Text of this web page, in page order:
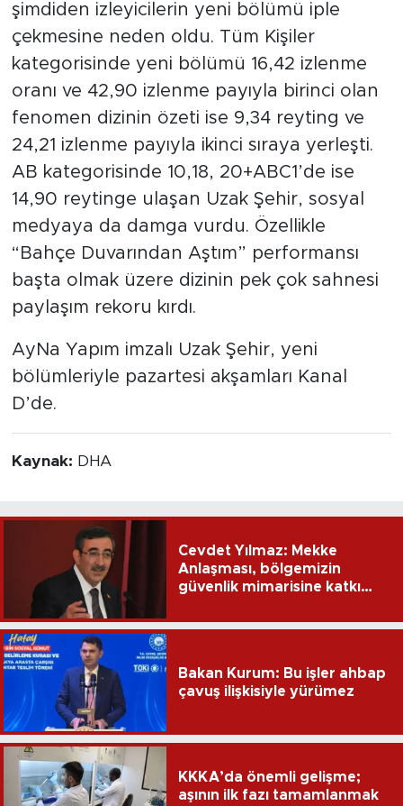
şimdiden izleyicilerin yeni bölümü iple
çekmesine neden oldu. Tüm Kişiler
kategorisinde yeni bölümü 16,42 izlenme
oranı ve 42,90 izlenme payıyla birinci olan
fenomen dizinin özeti ise 9,34 reyting ve
24,21 izlenme payıyla ikinci sıraya yerleşti.
AB kategorisinde 10,18, 20+ABC1’de ise
14,90 reytinge ulaşan Uzak Şehir, sosyal
medyaya da damga vurdu. Özellikle
“Bahçe Duvarından Aştım” performansı
başta olmak üzere dizinin pek çok sahnesi
paylaşım rekoru kırdı.
AyNa Yapım imzalı Uzak Şehir, yeni
bölümleriyle pazartesi akşamları Kanal
D’de.
Kaynak: DHA
Cevdet Yılmaz: Mekke
Anlaşması, bölgemizin
güvenlik mimarisine katkı
Bakan Kurum: Bu işler ahbap
çavuş ilişkisiyle yürümez
KKKA’da önemli gelişme;
aşının ilk fazı tamamlanmak